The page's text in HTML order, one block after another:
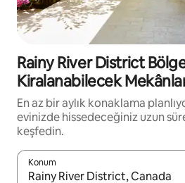
Rainy River District
Kiralanabilecek
En az bir aylık konaklama
evinizde hissedeceğiniz uzun
keşfedin.
Konum
Sonuçlar kullanılabilir olduğunda